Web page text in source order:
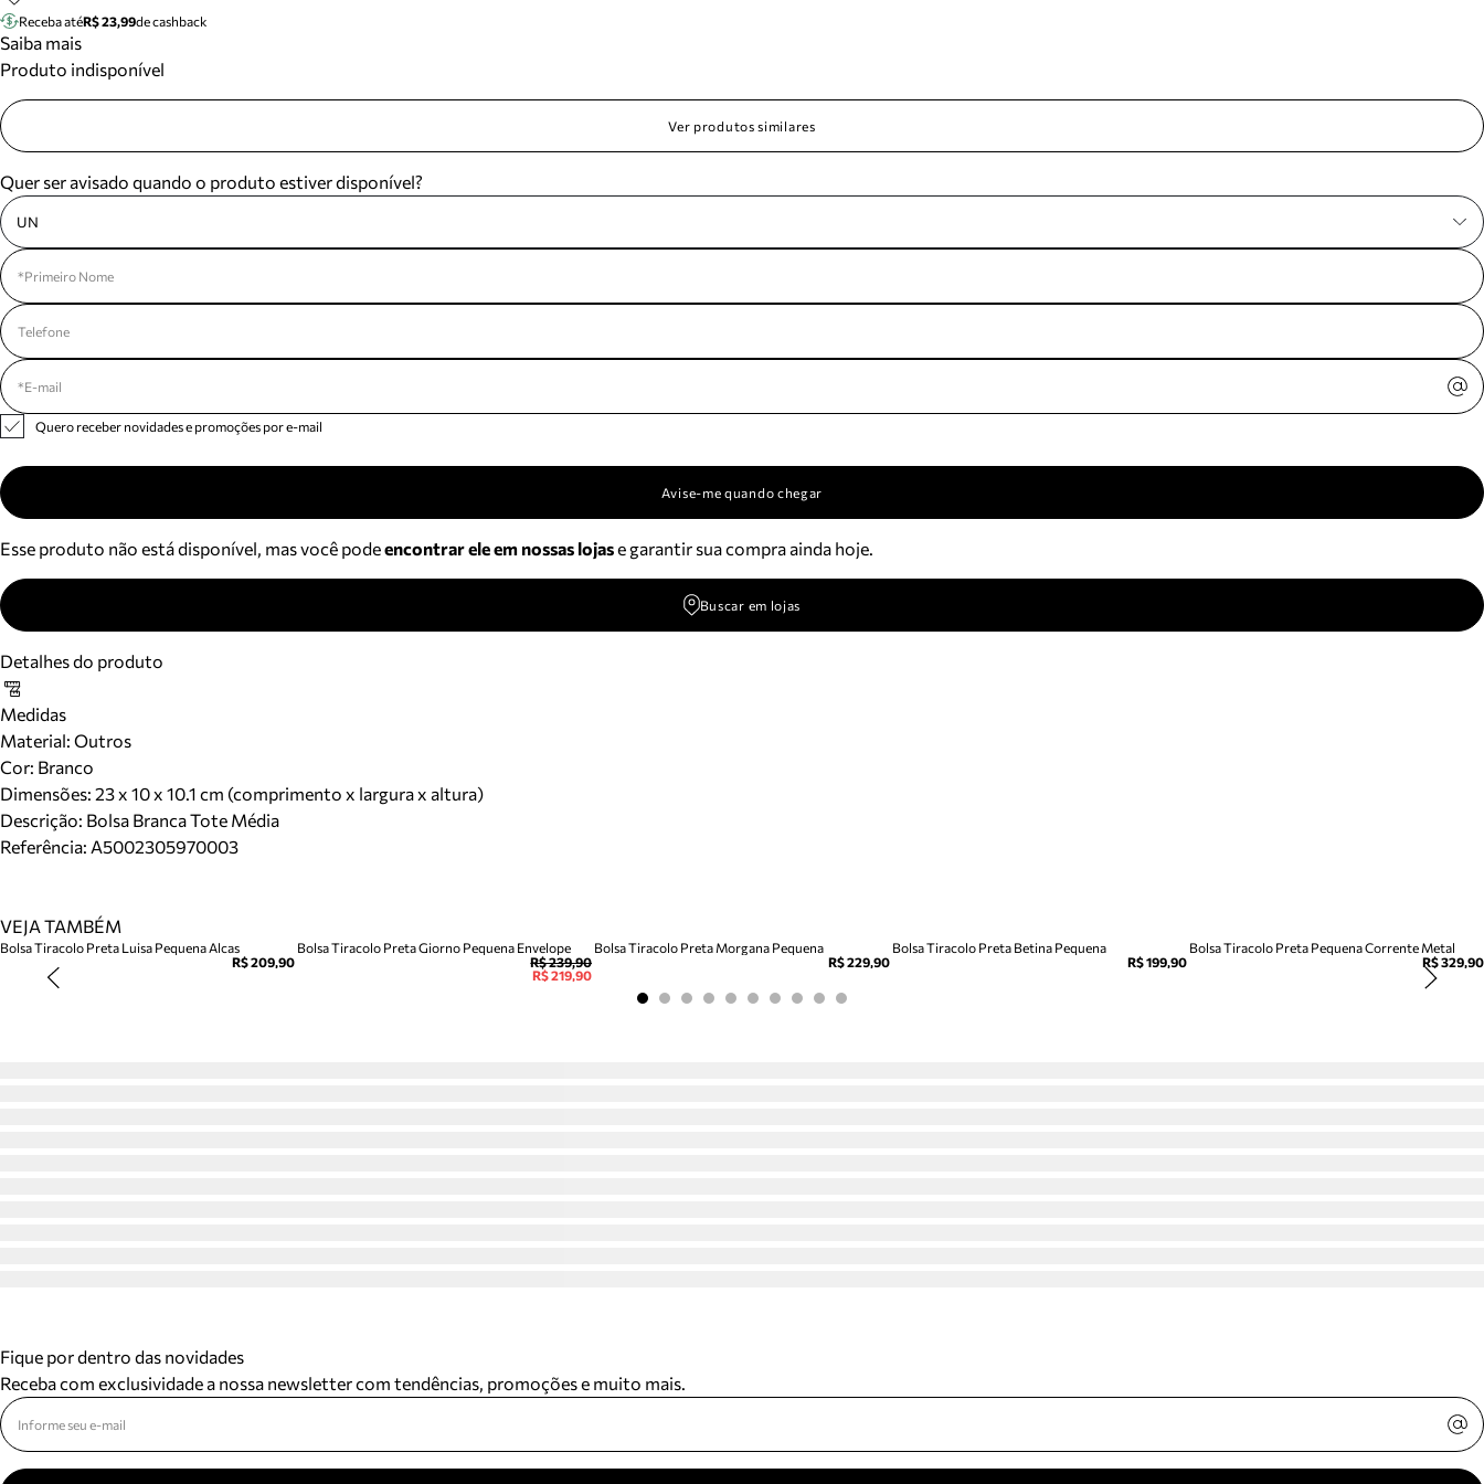
Meus pedidos
seus pedidos e
Receba atéR$ 23,99de cashback
Saiba mais
Produto indisponível
Ver produtos similares
Quer ser avisado quando o produto estiver disponível?
UN
Quero receber novidades e promoções por e-mail
Avise-me quando chegar
Esse produto não está disponível, mas você podeencontrar ele em nossas lojase garantir sua compra ainda hoje.
Buscar em lojas
Detalhes do produto
Medidas
Material: Outros
Cor: Branco
Dimensões: 23 x 10 x 10.1 cm (comprimento x largura x altura)
Descrição: Bolsa Branca Tote Média
Referência: A5002305970003
VEJA TAMBÉM
Bolsa Tiracolo Preta Luisa Pequena Alcas
R$ 209,90
Bolsa Tiracolo Preta Giorno Pequena Envelope
R$ 239,90
R$ 219,90
Bolsa Tiracolo Preta Morgana Pequena
R$ 229,90
Bolsa Tiracolo Preta Betina Pequena
R$ 199,90
Bolsa Tiracolo Preta Pequena Corrente Metal
R$ 329,90
Fique por dentro das novidades
Receba com exclusividade a nossa newsletter com tendências, promoções e muito mais.